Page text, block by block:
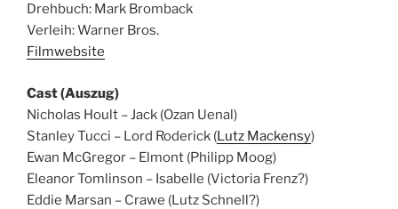
Drehbuch: Mark Bromback
Verleih: Warner Bros.
Filmwebsite
Cast (Auszug)
Nicholas Hoult – Jack (Ozan Uenal)
Stanley Tucci – Lord Roderick (Lutz Mackensy)
Ewan McGregor – Elmont (Philipp Moog)
Eleanor Tomlinson – Isabelle (Victoria Frenz?)
Eddie Marsan – Crawe (Lutz Schnell?)